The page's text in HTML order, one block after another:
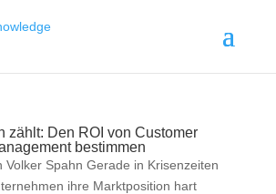
zählt: Den ROI von Customer
bestimmen
Volker Spahn Gerade in Krisenzeiten
ihre Marktposition hart